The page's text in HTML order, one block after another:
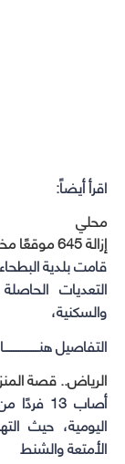
اقرأ أيضاً:
محلي
إزالة 645 موقعًا مخالفًا بـ “بلدية البطحاء”
التعديات
والسكنية،
التفاصيل هنـــــــــــــــــــا
الرياض.. قصة المنزل الذي
أصاب
اليومية، حيث
الأمتعة والشنط